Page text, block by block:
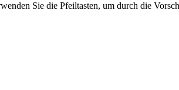
Sie die Pfeiltasten, um durch die